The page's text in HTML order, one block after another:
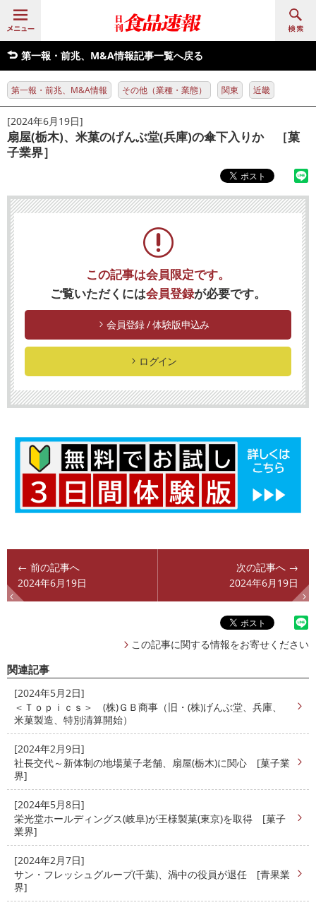
第一報・前兆、M&A情報記事一覧へ戻る
第一報・前兆、M&A情報 その他（業種・業態） 関東 近畿
[2024年6月19日]
扇屋(栃木)、米菓のげんぶ堂(兵庫)の傘下入りか ［菓
子業界］
この記事は会員限定です。
ご覧いただくには会員登録が必要です。
会員登録 / 体験版申込み
ログイン
← 前の記事へ
2024年6月19日
次の記事へ →
2024年6月19日
この記事に関する情報をお寄せください
関連記事
[2024年5月2日]
＜Ｔｏｐｉｃｓ＞ (株)ＧＢ商事（旧・(株)げんぶ堂、兵庫、
米菓製造、特別清算開始）
[2024年2月9日]
社長交代～新体制の地場菓子老舗、扇屋(栃木)に関心 [菓子業
界]
[2024年5月8日]
栄光堂ホールディングス(岐阜)が王様製菓(東京)を取得 [菓子
業界]
[2024年2月7日]
サン・フレッシュグループ(千葉)、渦中の役員が退任 [青果業
界]